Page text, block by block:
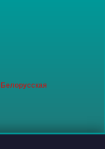
Белорусская